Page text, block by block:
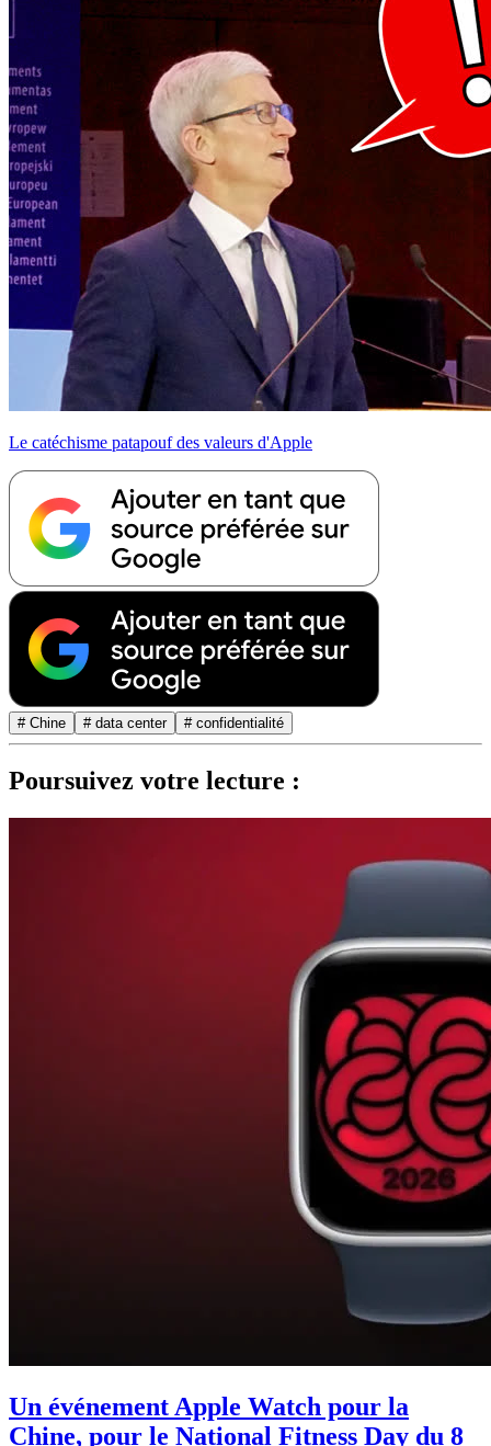
Le catéchisme patapouf des valeurs d'Apple
# Chine # data center # confidentialité
Poursuivez votre lecture :
Un événement Apple Watch pour la
Chine, pour le National Fitness Day du 8